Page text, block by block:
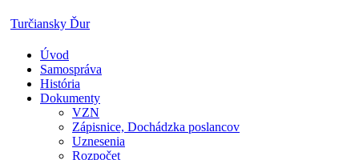
Skip
to
content
Turčiansky Ďur
Oficiálne
stránky
obce
Turčiansky
Úvod
Samospráva
História
Dokumenty
VZN
Zápisnice, Dochádzka poslancov
Uznesenia
Rozpočet